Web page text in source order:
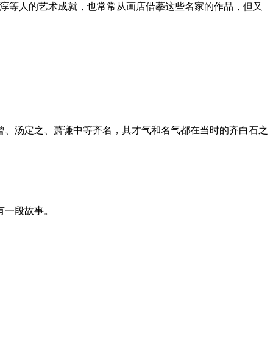
等人的艺术成就，也常常从画店借摹这些名家的作品，但又
汤定之、萧谦中等齐名，其才气和名气都在当时的齐白石之
段故事。